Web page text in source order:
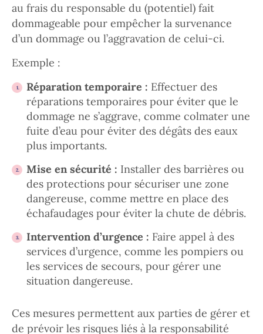
au frais du responsable du (potentiel) fait
dommageable pour empêcher la survenance
d’un dommage ou l’aggravation de celui-ci.
Exemple :
Réparation temporaire : Effectuer des
réparations temporaires pour éviter que le
dommage ne s’aggrave, comme colmater une
fuite d’eau pour éviter des dégâts des eaux
plus importants.
Mise en sécurité : Installer des barrières ou
des protections pour sécuriser une zone
dangereuse, comme mettre en place des
échafaudages pour éviter la chute de débris.
Intervention d’urgence : Faire appel à des
services d’urgence, comme les pompiers ou
les services de secours, pour gérer une
situation dangereuse.
Ces mesures permettent aux parties de gérer et
de prévoir les risques liés à la responsabilité